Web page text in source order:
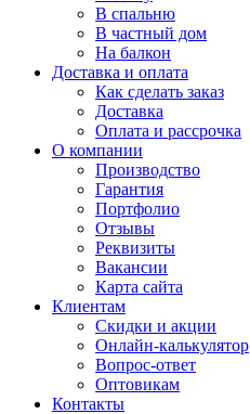
В спальню
В частный дом
На балкон
Доставка и оплата
Как сделать заказ
Доставка
Оплата и рассрочка
О компании
Производство
Гарантия
Портфолио
Отзывы
Реквизиты
Вакансии
Карта сайта
Клиентам
Скидки и акции
Онлайн-калькулятор
Вопрос-ответ
Оптовикам
Контакты